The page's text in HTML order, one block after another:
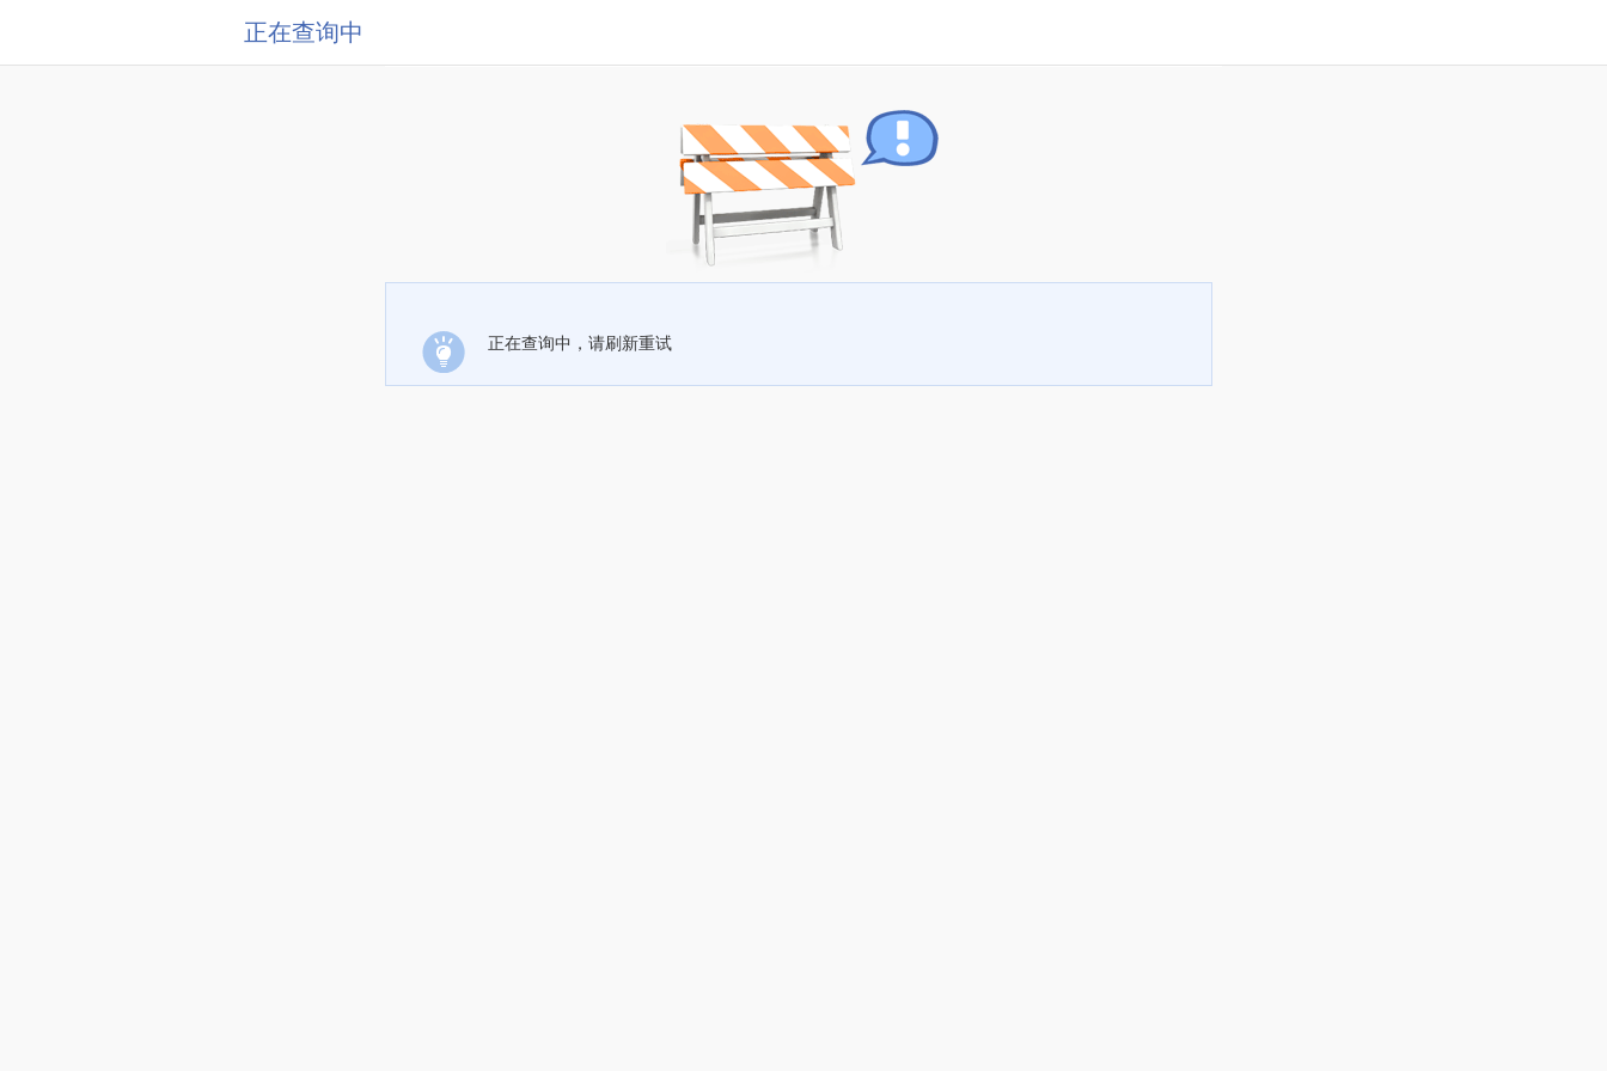
正在查询中
正在查询中，请刷新重试